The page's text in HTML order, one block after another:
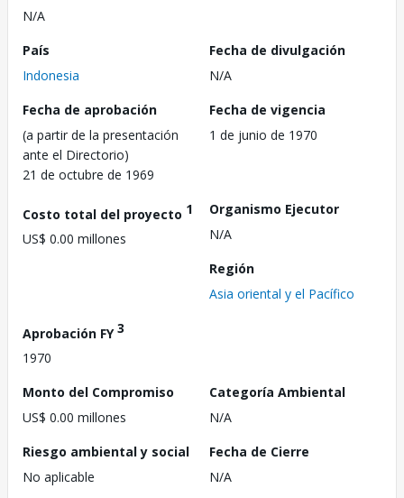
N/A
País
Indonesia
Fecha de divulgación
N/A
Fecha de aprobación
(a partir de la presentación
ante el Directorio)
21 de octubre de 1969
Fecha de vigencia
1 de junio de 1970
Costo total del proyecto 1
US$ 0.00 millones
Organismo Ejecutor
N/A
Región
Asia oriental y el Pacífico
Aprobación FY3
1970
Monto del Compromiso
US$ 0.00 millones
Categoría Ambiental
N/A
Riesgo ambiental y social
No aplicable
Fecha de Cierre
N/A